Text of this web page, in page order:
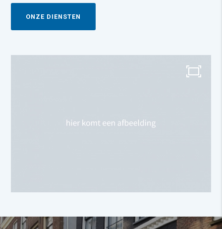
ONZE DIENSTEN